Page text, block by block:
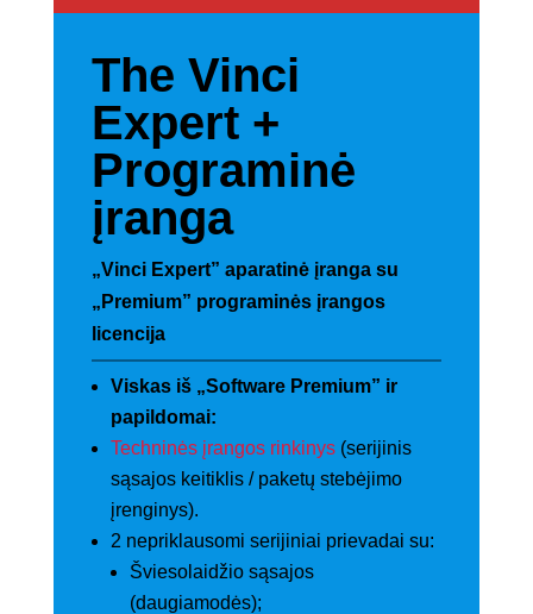
The Vinci
Expert+
Programinė
įranga
„Vinci Expert” aparatinė įranga su
„Premium” programinės įrangos
licencija
Viskas iš „Software Premium” ir
papildomai:
Techninės įrangos rinkinys(serijinis
sąsajos keitiklis / paketų stebėjimo
įrenginys).
2 nepriklausomi serijiniai prievadai su:
Šviesolaidžio sąsajos
(daugiamodės);